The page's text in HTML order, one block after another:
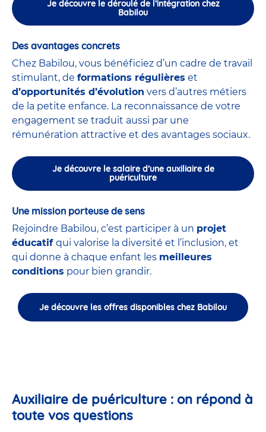
Je découvre le déroulé de l’intégration chez
Babilou
Des avantages concrets
Chez Babilou, vous bénéficiez d’un cadre de travail
stimulant, de formations régulières et
d’opportunités d’évolution vers d’autres métiers
de la petite enfance. La reconnaissance de votre
engagement se traduit aussi par une
rémunération attractive et des avantages sociaux.
Je découvre le salaire d’une auxiliaire de
puériculture
Une mission porteuse de sens
Rejoindre Babilou, c’est participer à un projet
éducatif qui valorise la diversité et l’inclusion, et
qui donne à chaque enfant les meilleures
conditions pour bien grandir.
Je découvre les offres disponibles chez Babilou
Auxiliaire de puériculture : on répond à
toute vos questions